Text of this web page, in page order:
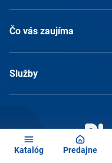
Katalóg Predajne
Čo vás zaujíma
Služby